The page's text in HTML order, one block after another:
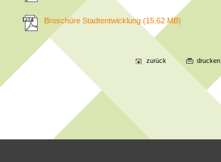
Broschüre Stadtentwicklung (15.62 MB)
zurück drucken